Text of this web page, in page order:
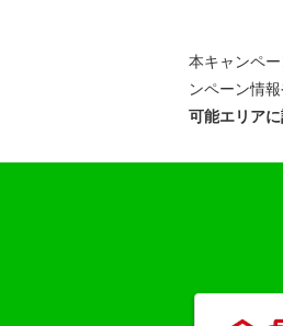
本キャンペ
ンペーン情
可能エリア